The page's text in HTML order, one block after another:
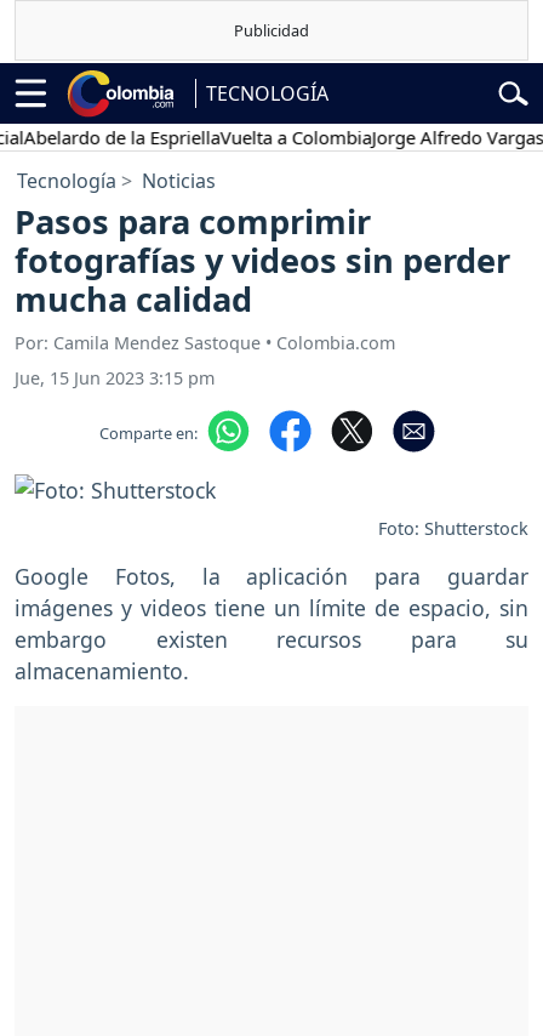
TECNOLOGÍA
de la EspriellaVuelta a ColombiaJorge Alfredo Vargas
Tecnología Noticias
Pasos para comprimir
fotografías y videos sin perder
mucha calidad
Por: Camila Mendez Sastoque • Colombia.com
Jue, 15 Jun 2023 3:15 pm
Comparte en:
Foto: Shutterstock
Google Fotos, la aplicación para guardar
imágenes y videos tiene un límite de espacio, sin
embargo existen recursos para su
almacenamiento.